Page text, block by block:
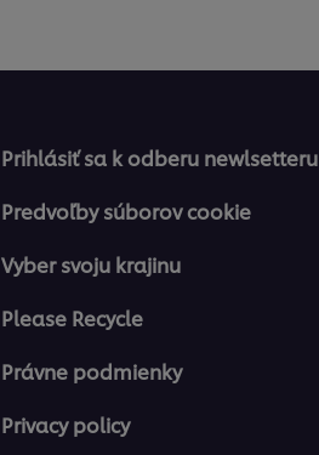
Prihlásiť sa k odberu newlsetteru
Predvoľby súborov cookie
Vyber svoju krajinu
Please Recycle
Právne podmienky
Privacy policy